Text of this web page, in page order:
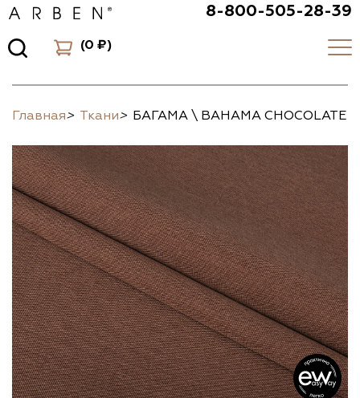
8-800-505-28-39
(0 ₽)
Главная> Ткани> БАГАМА \ BAHAMA CHOCOLATE